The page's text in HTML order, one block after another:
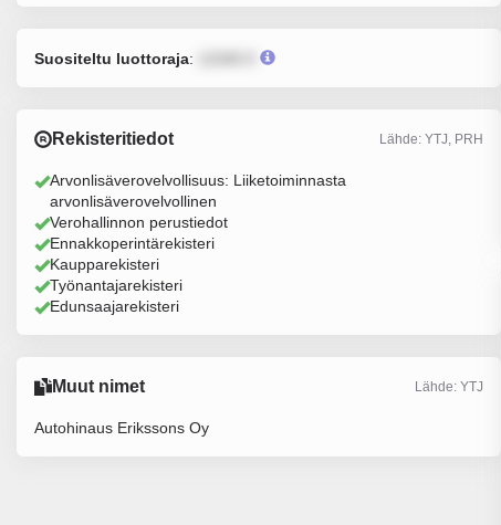
Suositeltu luottoraja:
Rekisteritiedot Lähde: YTJ, PRH
Arvonlisäverovelvollisuus: Liiketoiminnasta
arvonlisäverovelvollinen
Verohallinnon perustiedot
Ennakkoperintärekisteri
Kaupparekisteri
Työnantajarekisteri
Edunsaajarekisteri
Muut nimet Lähde: YTJ
Autohinaus Erikssons Oy